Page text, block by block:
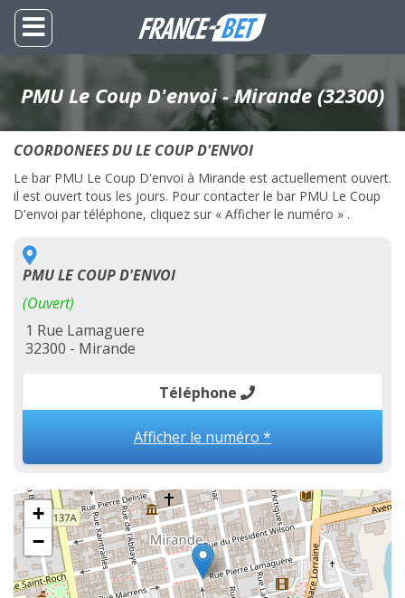
PMU Le Coup D'envoi - Mirande (32300)
COORDONEES DU LE COUP D'ENVOI
Le bar PMU Le Coup D'envoi à Mirande est actuellement ouvert.
il est ouvert tous les jours. Pour contacter le bar PMU Le Coup
D'envoi par téléphone, cliquez sur « Afficher le numéro » .
PMU LE COUP D'ENVOI
(Ouvert)
1 Rue Lamaguere
32300 - Mirande
Téléphone
Afficher le numéro *
+
−